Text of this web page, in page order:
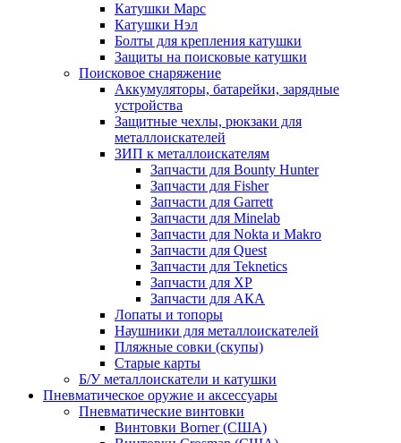
Катушки Марс
Катушки Нэл
Болты для крепления катушки
Защиты на поисковые катушки
Поисковое снаряжение
Аккумуляторы, батарейки, зарядные
устройства
Защитные чехлы, рюкзаки для
металлоискателей
ЗИП к металлоискателям
Запчасти для Bounty Hunter
Запчасти для Fisher
Запчасти для Garrett
Запчасти для Minelab
Запчасти для Nokta и Makro
Запчасти для Quest
Запчасти для Teknetics
Запчасти для XP
Запчасти для АКА
Лопаты и топоры
Наушники для металлоискателей
Пляжные совки (скупы)
Старые карты
Б/У металлоискатели и катушки
Пневматическое оружие и аксессуары
Пневматические винтовки
Винтовки Borner (США)